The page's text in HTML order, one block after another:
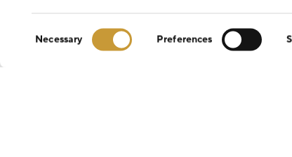
Necessary Preferences